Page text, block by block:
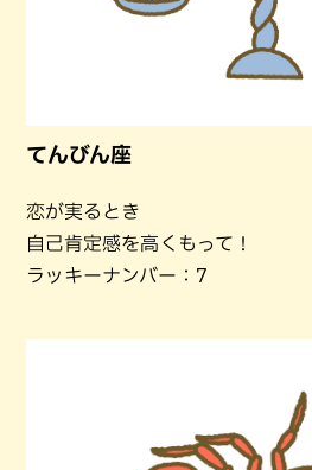
てんびん座
恋が実るとき
自己肯定感を高くもって！
ラッキーナンバー：7